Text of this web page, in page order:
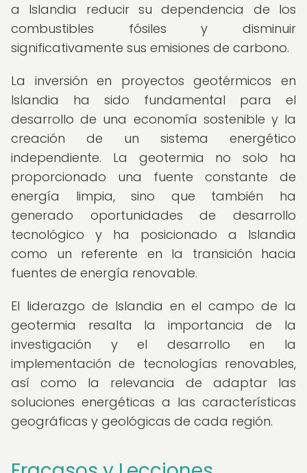
a Islandia reducir su dependencia de los
combustibles fósiles y disminuir
significativamente sus emisiones de carbono.
La inversión en proyectos geotérmicos en
Islandia ha sido fundamental para el
desarrollo de una economía sostenible y la
creación de un sistema energético
independiente. La geotermia no solo ha
proporcionado una fuente constante de
energía limpia, sino que también ha
generado oportunidades de desarrollo
tecnológico y ha posicionado a Islandia
como un referente en la transición hacia
fuentes de energía renovable.
El liderazgo de Islandia en el campo de la
geotermia resalta la importancia de la
investigación y el desarrollo en la
implementación de tecnologías renovables,
así como la relevancia de adaptar las
soluciones energéticas a las características
geográficas y geológicas de cada región.